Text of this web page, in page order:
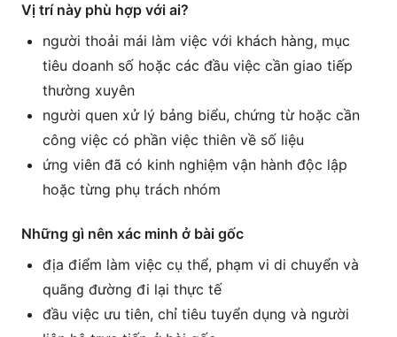
Vị trí này phù hợp với ai?
người thoải mái làm việc với khách hàng, mục
tiêu doanh số hoặc các đầu việc cần giao tiếp
thường xuyên
người quen xử lý bảng biểu, chứng từ hoặc cần
công việc có phần việc thiên về số liệu
ứng viên đã có kinh nghiệm vận hành độc lập
hoặc từng phụ trách nhóm
Những gì nên xác minh ở bài gốc
địa điểm làm việc cụ thể, phạm vi di chuyển và
quãng đường đi lại thực tế
đầu việc ưu tiên, chỉ tiêu tuyển dụng và người